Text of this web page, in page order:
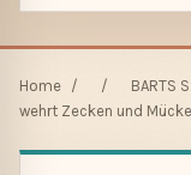
Home / /
BARTS
wehrt Zecken und